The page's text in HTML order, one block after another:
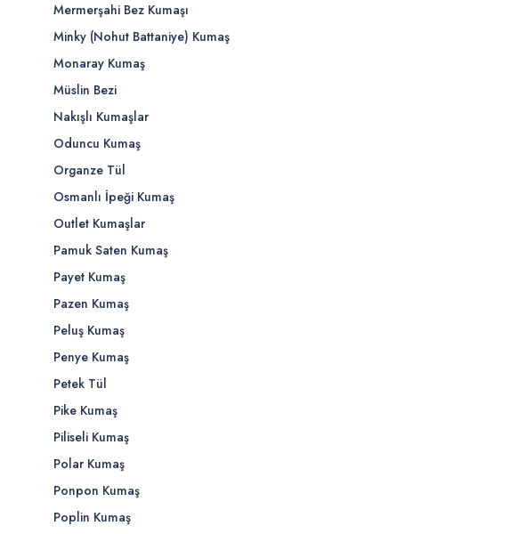
Mermerşahi Bez Kumaşı
Minky (Nohut Battaniye) Kumaş
Monaray Kumaş
Müslin Bezi
Nakışlı Kumaşlar
Oduncu Kumaş
Organze Tül
Osmanlı İpeği Kumaş
Outlet Kumaşlar
Pamuk Saten Kumaş
Payet Kumaş
Pazen Kumaş
Peluş Kumaş
Penye Kumaş
Petek Tül
Pike Kumaş
Piliseli Kumaş
Polar Kumaş
Ponpon Kumaş
Poplin Kumaş